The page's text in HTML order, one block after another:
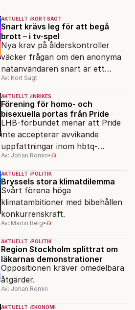
AKTUELLT KORT SAGT
Snart krävs leg för att begå
brott – i tv-spel
Nya krav på ålderskontroller
väcker frågan om den anonyma
nätanvändaren snart är ett
minne blott.
Av: Kort Sagt
AKTUELLT INRIKES
Förening för homo- och
bisexuella portas från Pride
LHB-förbundet menar att Pride
inte accepterar avvikande
uppfattningar inom hbtq-
rörelsen. "Vi har inga problem
med transpersoner", säger
ordföranden Linn Saarinen.
Av: Johan Romin•
AKTUELLT POLITIK
Bryssels stora klimatdilemma
Svårt förena höga
klimatambitioner med bibehållen
konkurrenskraft.
Av: Martin Berg•
AKTUELLT POLITIK
Region Stockholm splittrat om
läkarnas demonstrationer
Oppositionen kräver omedelbara
åtgärder.
Av: Johan Romin
AKTUELLT EKONOMI